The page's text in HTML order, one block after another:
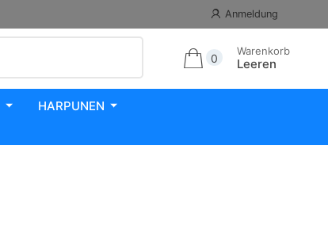
Anmeldung
0
Warenkorb
Leeren
HARPUNEN